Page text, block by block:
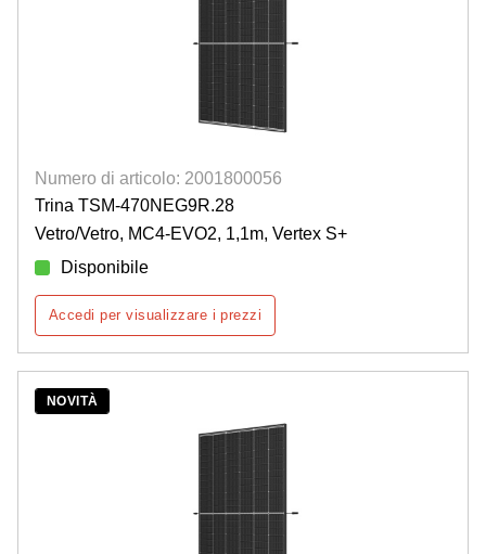
Numero di articolo: 2001800056
Trina TSM-470NEG9R.28
Vetro/Vetro, MC4-EVO2, 1,1m, Vertex S+
Disponibile
Accedi per visualizzare i prezzi
NOVITÀ